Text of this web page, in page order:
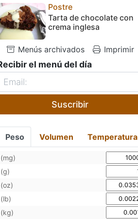
de
de
de
Milhojas de
merengue
italiano y crema
Postre
Tarta de chocolate con
crema inglesa
Menús archivados Imprimir
el menú del día
Suscribir
Peso Volumen Temperatura
(mg)
(g)
(oz)
(lb)
(kg)